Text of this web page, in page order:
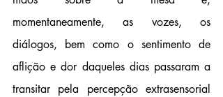
momentaneamente, as vozes, os
diálogos, bem como o sentimento de
aflição e dor daqueles dias passaram a
transitar pela percepção extrasensorial